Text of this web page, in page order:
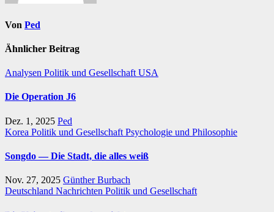
Von Ped
Ähnlicher Beitrag
Analysen Politik und Gesellschaft USA
Die Operation J6
Dez. 1, 2025 Ped
Korea Politik und Gesellschaft Psychologie und Philosophie
Songdo — Die Stadt, die alles weiß
Nov. 27, 2025 Günther Burbach
Deutschland Nachrichten Politik und Gesellschaft